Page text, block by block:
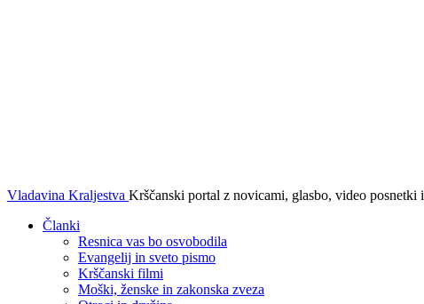
Vladavina Kraljestva Krščanski portal z novicami, glasbo, video posnetki
Članki
Resnica vas bo osvobodila
Evangelij in sveto pismo
Krščanski filmi
Moški, ženske in zakonska zveza